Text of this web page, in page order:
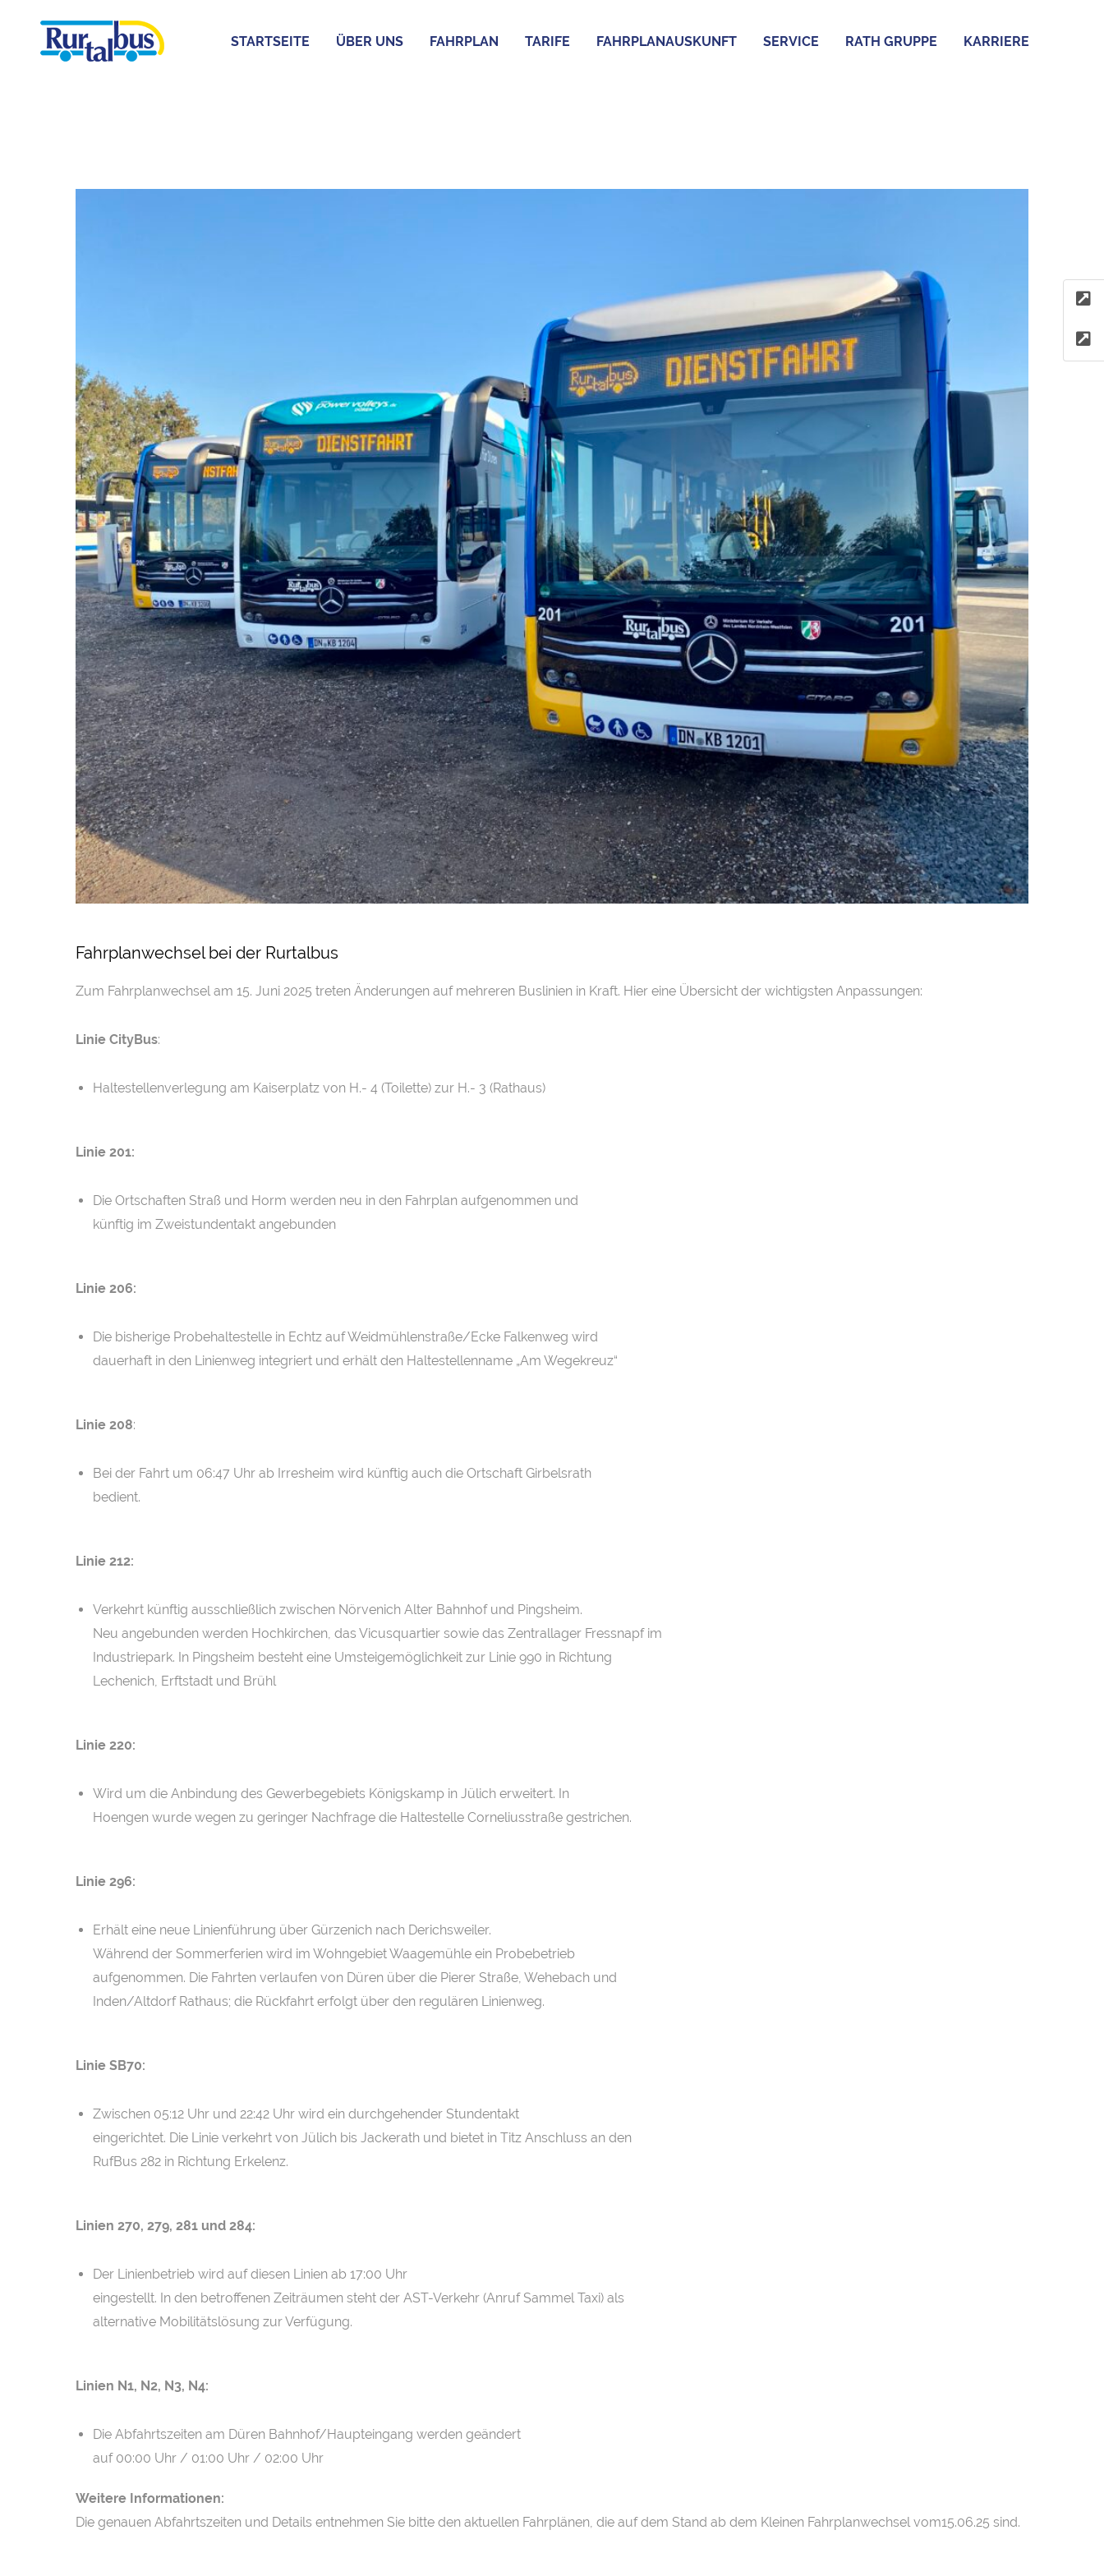
STARTSEITE ÜBER UNS FAHRPLAN TARIFE FAHRPLANAUSKUNFT SERVICE RATH GRUPPE KARRIERE
Fahrplanwechsel bei der Rurtalbus
Zum Fahrplanwechsel am 15. Juni 2025 treten Änderungen auf mehreren Buslinien in Kraft. Hier eine Übersicht der wichtigsten Anpassungen:
Linie CityBus:
Haltestellenverlegung am Kaiserplatz von H.- 4 (Toilette) zur H.- 3 (Rathaus)
Linie 201:
Die Ortschaften Straß und Horm werden neu in den Fahrplan aufgenommen und
künftig im Zweistundentakt angebunden
Linie 206:
Die bisherige Probehaltestelle in Echtz auf Weidmühlenstraße/Ecke Falkenweg wird
dauerhaft in den Linienweg integriert und erhält den Haltestellenname „Am Wegekreuz“
Linie 208:
Bei der Fahrt um 06:47 Uhr ab Irresheim wird künftig auch die Ortschaft Girbelsrath
bedient.
Linie 212:
Verkehrt künftig ausschließlich zwischen Nörvenich Alter Bahnhof und Pingsheim.
Neu angebunden werden Hochkirchen, das Vicusquartier sowie das Zentrallager Fressnapf im
Industriepark. In Pingsheim besteht eine Umsteigemöglichkeit zur Linie 990 in Richtung
Lechenich, Erftstadt und Brühl
Linie 220:
Wird um die Anbindung des Gewerbegebiets Königskamp in Jülich erweitert. In
Hoengen wurde wegen zu geringer Nachfrage die Haltestelle Corneliusstraße gestrichen.
Linie 296:
Erhält eine neue Linienführung über Gürzenich nach Derichsweiler.
Während der Sommerferien wird im Wohngebiet Waagemühle ein Probebetrieb
aufgenommen. Die Fahrten verlaufen von Düren über die Pierer Straße, Wehebach und
Inden/Altdorf Rathaus; die Rückfahrt erfolgt über den regulären Linienweg.
Linie SB70:
Zwischen 05:12 Uhr und 22:42 Uhr wird ein durchgehender Stundentakt
eingerichtet. Die Linie verkehrt von Jülich bis Jackerath und bietet in Titz Anschluss an den
RufBus 282 in Richtung Erkelenz.
Linien 270, 279, 281 und 284:
Der Linienbetrieb wird auf diesen Linien ab 17:00 Uhr
eingestellt. In den betroffenen Zeiträumen steht der AST-Verkehr (Anruf Sammel Taxi) als
alternative Mobilitätslösung zur Verfügung.
Linien N1, N2, N3, N4:
Die Abfahrtszeiten am Düren Bahnhof/Haupteingang werden geändert
auf 00:00 Uhr / 01:00 Uhr / 02:00 Uhr
Weitere Informationen:
Die genauen Abfahrtszeiten und Details entnehmen Sie bitte den aktuellen Fahrplänen, die auf dem Stand ab dem Kleinen Fahrplanwechsel vom15.06.25 sind.